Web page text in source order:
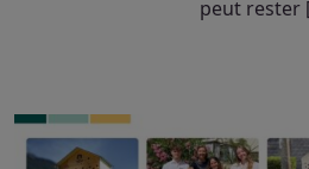
peut rester